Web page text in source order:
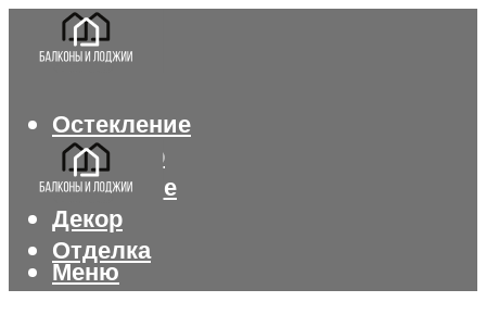
Остекление
Интерьер
Утепление
Декор
Отделка
Меню